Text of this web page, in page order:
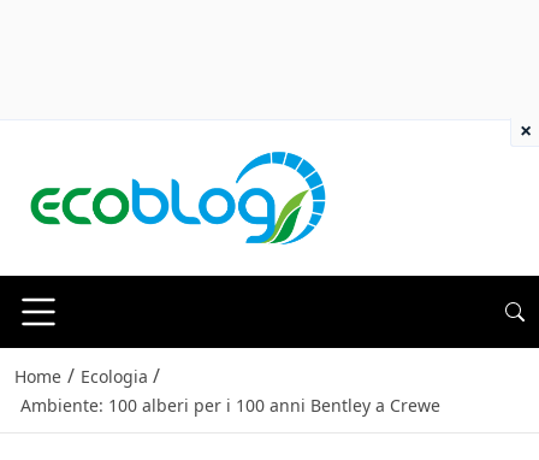
Home / Ecologia /
Ambiente: 100 alberi per i 100 anni Bentley a Crewe
×